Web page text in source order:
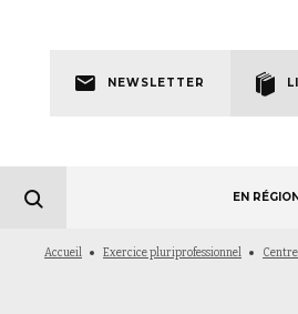
navigation
NEWSLETTER
EN
Fil
Accueil Exercice pluriprofessionnel